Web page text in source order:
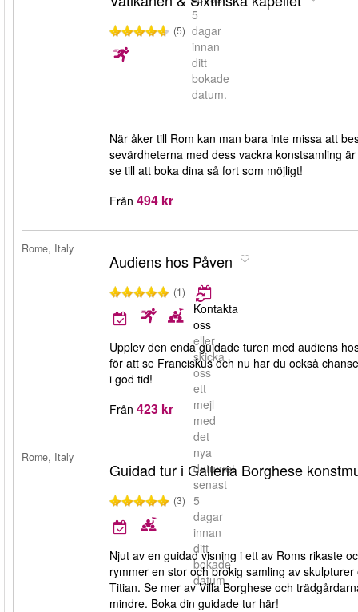
5
dagar
innan
ditt
bokade
datum.
(5)
När åker till Rom kan man bara inte missa att
sevärdheterna med dess vackra konstsamling
se till att boka dina så fort som möjligt!
Från 494 kr
Rome, Italy
Audiens hos Påven
(1)
Kontakta
oss
eller
skicka
oss
ett
mejl
med
det
nya
datumet
senast
5
dagar
innan
ditt
bokade
datum.
Upplev den enda guidade turen med audiens
för att se Franciskus och nu har du också
i god tid!
Från 423 kr
Rome, Italy
Guidad tur i Galleria Borghese
(3)
Njut av en guidad visning i ett av Roms rikaste
rymmer en stor och brokig samling av
Titian. Se mer av Villa Borghese och
mindre. Boka din guidade tur här!